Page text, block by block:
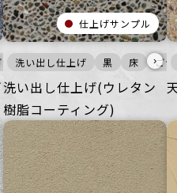
公共空間 その他 オフィス 住
ごつ 公共空間 その他 オフ
仕上げサンプル
洗い出し仕上げ 黒 床 ご
›
洗い出し仕上げ(ウレタン
樹脂コーティング)